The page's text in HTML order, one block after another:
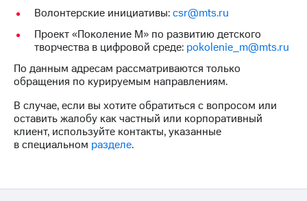
Медиа-центр
Пресс-
релизы
о технологиях
Достижения
Интервью
Финансовая
Контакты
Волонтерские инициативы:csr@mts.ru
Проект «Поколение М» по развитию детского
творчества в цифровой среде: pokolenie_m@mts.ru
По данным адресам рассматриваются только
обращения по курируемым направлениям.
В случае, если вы хотите обратиться с вопросом или
оставить жалобу как частный или корпоративный
клиент, используйте контакты, указанные
в специальном разделе.